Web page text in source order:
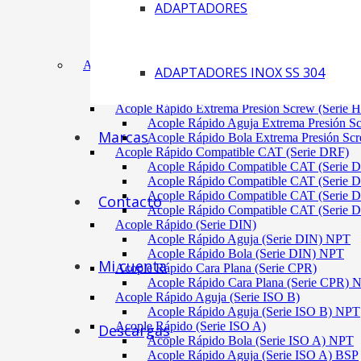
ADAPTADORES
ADAPTADORES INOX SS 304
Marcas
Contacto
Mi cuenta
Descargas
Acoplamiento Tipo Neumático Fenaflex (TYRE)
ACÓPLES RÁPIDOS
Acople Rápido Aguja Extrema Presión (Serie
Acople Rápido Extrema Presión Screw (Serie
Acople Rápido Aguja Extrema Presión
Acople Rápido Bola Extrema Presión
Acople Rápido Compatible CAT (Serie DRF)
Acople Rápido Compatible CAT (Serie
Acople Rápido Compatible CAT (Serie
Acople Rápido Compatible CAT (Serie
Acople Rápido Compatible CAT (Serie
Acople Rápido (Serie DIN)
Acople Rápido Aguja (Serie DIN) NPT
Acople Rápido Bola (Serie DIN) NPT
Acople Rápido Cara Plana (Serie CPR)
Acople Rápido Cara Plana (Serie CPR)
Acople Rápido Aguja (Serie ISO B)
Acople Rápido Aguja (Serie ISO B) NPT
Acople Rápido (Serie ISO A)
Acople Rápido Bola (Serie ISO A) NPT
Acople Rápido Aguja (Serie ISO A) BSP